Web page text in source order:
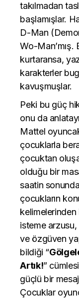
takılmadan
başlamışlar.
D-Man
Wo-Man’mış.
kurtaransa,
karakterler
kavuşmuşlar.
Peki bu güç
onu da
Mattel
çocuklarla
çocuktan
olduğu bir
saatin
çocukların
isteme arzusu,
ve özgüven
bildiği “
Artık!”
güçlü bir
Çocuklar